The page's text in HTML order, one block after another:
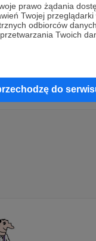
prawo żądania
Twojej przeglądarki
odbiorców
Twoich
do